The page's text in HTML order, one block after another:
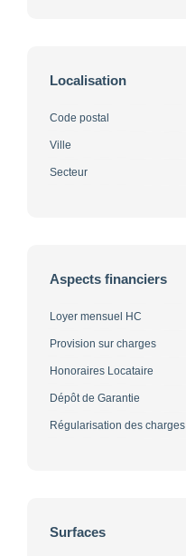
Localisation
Code postal
Ville
Secteur
Aspects financiers
Loyer mensuel HC
Provision sur charges
Honoraires Locataire
Dépôt de Garantie
Régularisation des charges
Surfaces